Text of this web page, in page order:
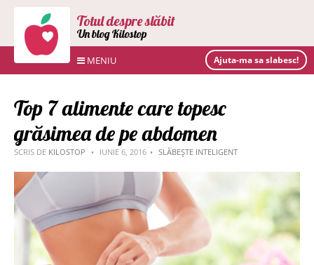
Totul despre slăbit
Un blog Kilostop
MENIU Ajuta-ma sa slabesc!
Top 7 alimente care topesc
grăsimea de pe abdomen
SCRIS DE KILOSTOP IUNIE 6, 2016 SLĂBEȘTE INTELIGENT